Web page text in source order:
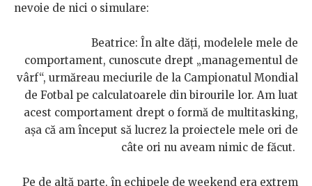
nevoie de nici o simulare:
Beatrice: În alte dăți, modelele mele de
comportament, cunoscute drept „managementul de
vârf“, urmăreau meciurile de la Campionatul Mondial
de Fotbal pe calculatoarele din birourile lor. Am luat
acest comportament drept o formă de multitasking,
așa că am început să lucrez la proiectele mele ori de
câte ori nu aveam nimic de făcut.
Pe de altă parte, în echipele de weekend era extrem